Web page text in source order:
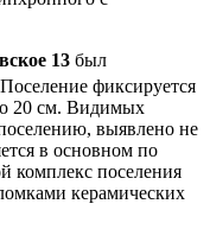
13 был
фиксируется
20 см. Видимых
выявлено не
в основном по
комплекс поселения
керамических